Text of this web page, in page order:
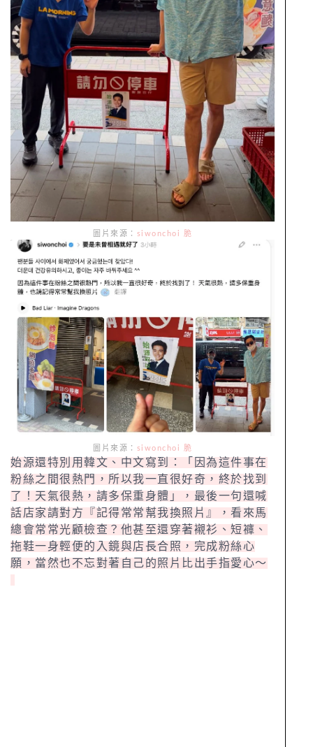
圖片來源： siwonchoi 脆
圖片來源： siwonchoi 脆
始源還特別用韓文、中文寫到：「因為這件事在
粉絲之間很熱門，所以我一直很好奇，終於找到
了！天氣很熱，請多保重身體」，最後一句還喊
話店家請對方『記得常常幫我換照片』，看來馬
總會常常光顧檢查？他甚至還穿著襯衫、短褲、
拖鞋一身輕便的入鏡與店長合照，完成粉絲心
願，當然也不忘對著自己的照片比出手指愛心～